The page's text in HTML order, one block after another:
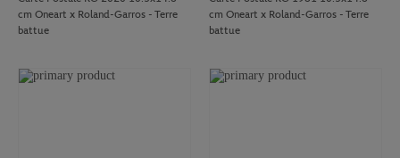
cm Oneart x Roland-Garros - Terre
battue
cm Oneart x Roland-Garros - Terre
battue